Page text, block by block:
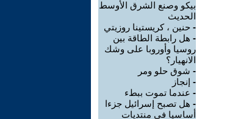
بيكو وصنع الشرق الأوسط
الحديث
- حنين ، كريستينا روزيتي
- هل رابطة الطاقة بين
روسيا وأوروبا على وشك
الانهيار؟
- شوق حلو ومر
- إنجاز
- عندما تموت ببطء
- هل تصبح إسرائيل جزءا
أساسيا في منتديات